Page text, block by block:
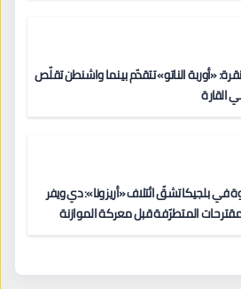
«أوربة الناتو» تتقدّم بينما واشنطن تقلّص
القارة
ضريبة الثروة في بلجيكا تشقّ ائتلاف «أريزونا»: دي ويفر
المتطرّفة قبل معركة الموازنة